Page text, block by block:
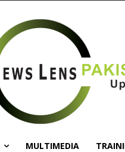
MULTIMEDIA